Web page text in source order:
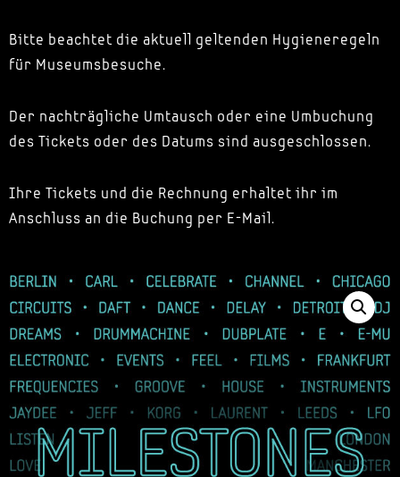
Bitte beachtet die aktuell geltenden Hygieneregeln
für Museumsbesuche.
Der nachträgliche Umtausch oder eine Umbuchung
des Tickets oder des Datums sind ausgeschlossen.
Ihre Tickets und die Rechnung erhaltet ihr im
Anschluss an die Buchung per E-Mail.